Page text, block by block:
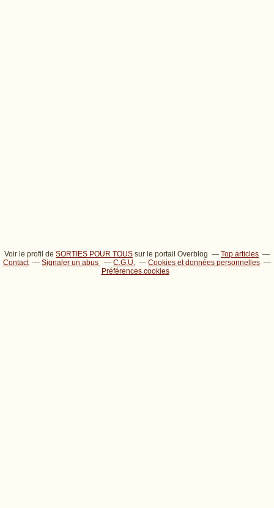
Voir le profil de SORTIES POUR TOUS sur le portail Overblog
Top articles
Contact
Signaler un abus C.G.U.
Cookies et données personnelles
Préférences cookies